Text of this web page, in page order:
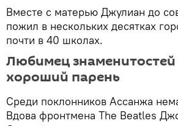
Вместе с матерью Джулиан до
пожил в нескольких десятках
почти в 40 школах.
Любимец знаменитостей
хороший парень
Среди поклонников Ассанжа
Вдова фронтмена The Beatles